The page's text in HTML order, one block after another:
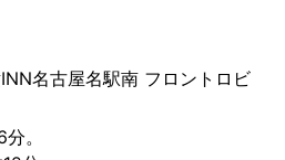
名古屋名駅南 フロントロビ
。